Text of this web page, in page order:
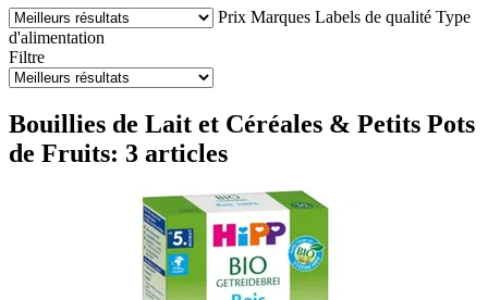
Prix Marques Labels de qualité Type
d'alimentation
Filtre
Bouillies de Lait et Céréales & Petits Pots
de Fruits: 3 articles